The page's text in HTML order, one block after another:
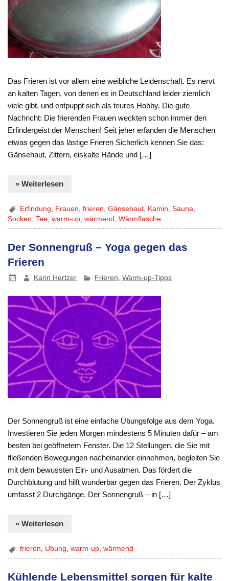
Das Frieren ist vor allem eine weibliche Leidenschaft. Es nervt
an kalten Tagen, von denen es in Deutschland leider ziemlich
viele gibt, und entpuppt sich als teures Hobby. Die gute
Nachricht: Die frierenden Frauen weckten schon immer den
Erfindergeist der Menschen! Seit jeher erfanden die Menschen
etwas gegen das lästige Frieren Sicherlich kennen Sie das:
Gänsehaut, Zittern, eiskalte Hände und […]
» Weiterlesen
Erfindung, Frauen,frieren,Gänsehaut, Kamin,Sauna,
Socken,Tee,warm-up,wärmend ,Wärmflasche
Der Sonnengruß – Yoga gegen das
Frieren
Karin Hertzer Frieren Warm-up-Tipps
Der Sonnengruß ist eine einfache Übungsfolge aus dem Yoga.
Investieren Sie jeden Morgen mindestens 5 Minuten dafür – am
besten bei geöffnetem Fenster. Die 12 Stellungen, die Sie mit
fließenden Bewegungen nacheinander einnehmen, begleiten Sie
mit dem bewussten Ein- und Ausatmen. Das fördert die
Durchblutung und hilft wunderbar gegen das Frieren. Der Zyklus
umfasst 2 Durchgänge. Der Sonnengruß – in […]
» Weiterlesen
frieren, Übung,warm-up,wärmend
Kühlende Lebensmittel sorgen für kalte